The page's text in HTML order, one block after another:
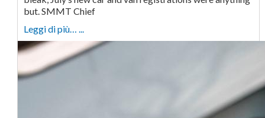
but. SMMT Chief
Leggi di più… ...